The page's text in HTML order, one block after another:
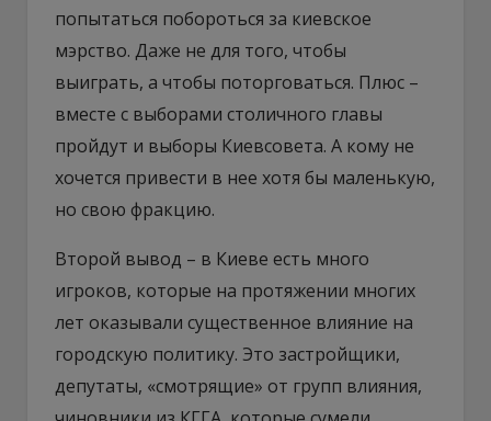
попытаться побороться за киевское
мэрство. Даже не для того, чтобы
выиграть, а чтобы поторговаться. Плюс –
вместе с выборами столичного главы
пройдут и выборы Киевсовета. А кому не
хочется привести в нее хотя бы маленькую,
но свою фракцию.
Второй вывод – в Киеве есть много
игроков, которые на протяжении многих
лет оказывали существенное влияние на
городскую политику. Это застройщики,
депутаты, «смотрящие» от групп влияния,